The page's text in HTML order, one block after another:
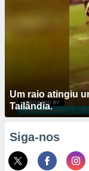
Um raio atingiu
Tailândia.
Siga-nos